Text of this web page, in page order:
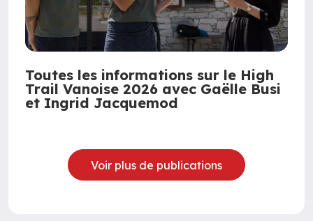
Toutes les informations sur le High
Trail Vanoise 2026 avec Gaëlle Busi
et Ingrid Jacquemod
Voir plus de publications